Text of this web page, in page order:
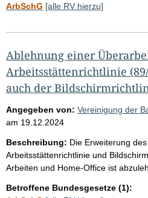
ArbSchG [alle RV hierzu]
Ablehnung einer
Arbeitsstättenrichtlinie
auch der
Angegeben von: Vereinigung der
am 19.12.2024
Beschreibung: Die Erweiterung
Arbeitsstättenrichtlinie und
Arbeiten und Home-Office ist
Betroffene Bundesgesetze (1):